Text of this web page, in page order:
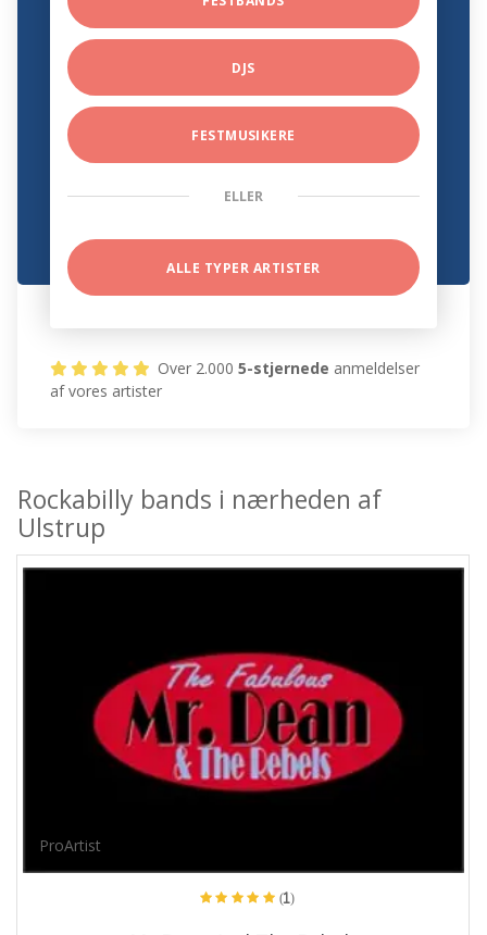
DJS
FESTMUSIKERE
ELLER
ALLE TYPER ARTISTER
Over 2.0005-stjernede anmeldelser
af vores artister
Rockabilly bands i nærheden af
Ulstrup
ProArtist
(1)